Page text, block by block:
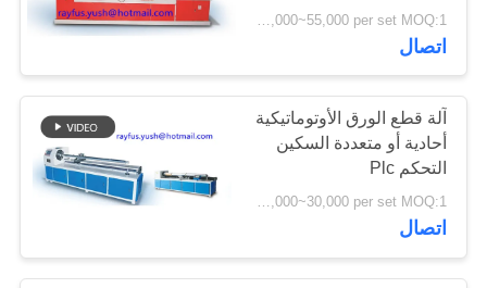
PRIVACY
POLICY
السرعة
USD 45,000~55,000 per set MOQ:1 مجموعة
اتصال
آلة قطع الورق الأوتوماتيكية
أحادية أو متعددة السكين
التحكم Plc
USD 15,000~30,000 per set MOQ:1 مجموعة
اتصال